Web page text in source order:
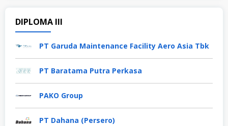
DIPLOMA III
PT Garuda Maintenance Facility Aero Asia Tbk
PT Baratama Putra Perkasa
PAKO Group
PT Dahana (Persero)